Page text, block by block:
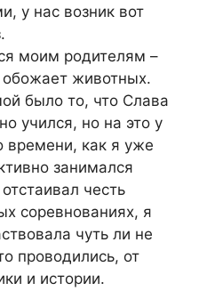
у нас возник вот
моим родителям –
обожает животных.
было то, что Слава
учился, но на это у
времени, как я уже
занимался
честь
соревнованиях, я
чуть ли не
проводились, от
и истории.